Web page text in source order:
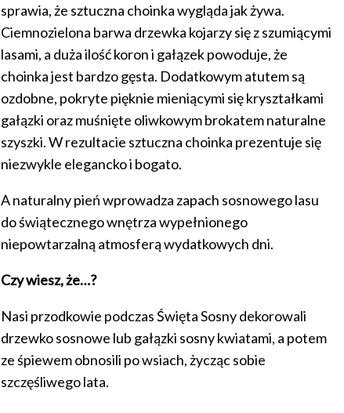
sprawia, że sztuczna choinka wygląda jak żywa.
Ciemnozielona barwa drzewka kojarzy się z szumiącymi
lasami, a duża ilość koron i gałązek powoduje, że
choinka jest bardzo gęsta. Dodatkowym atutem są
ozdobne, pokryte pięknie mieniącymi się kryształkami
gałązki oraz muśnięte oliwkowym brokatem naturalne
szyszki. W rezultacie sztuczna choinka prezentuje się
niezwykle elegancko i bogato.
A naturalny pień wprowadza zapach sosnowego lasu
do świątecznego wnętrza wypełnionego
niepowtarzalną atmosferą wydatkowych dni.
Czy wiesz, że…?
Nasi przodkowie podczas Święta Sosny dekorowali
drzewko sosnowe lub gałązki sosny kwiatami, a potem
ze śpiewem obnosili po wsiach, życząc sobie
szczęśliwego lata.